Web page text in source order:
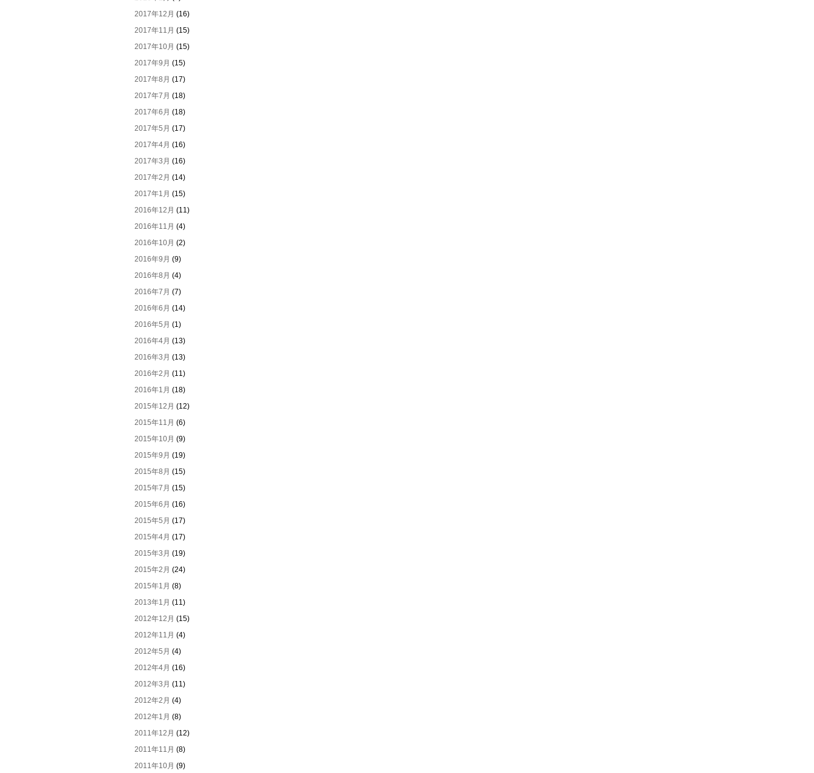
2017年12月 (16)
2017年11月 (15)
2017年10月 (15)
2017年9月 (15)
2017年8月 (17)
2017年7月 (18)
2017年6月 (18)
2017年5月 (17)
2017年4月 (16)
2017年3月 (16)
2017年2月 (14)
2017年1月 (15)
2016年12月 (11)
2016年11月 (4)
2016年10月 (2)
2016年9月 (9)
2016年8月 (4)
2016年7月 (7)
2016年6月 (14)
2016年5月 (1)
2016年4月 (13)
2016年3月 (13)
2016年2月 (11)
2016年1月 (18)
2015年12月 (12)
2015年11月 (6)
2015年10月 (9)
2015年9月 (19)
2015年8月 (15)
2015年7月 (15)
2015年6月 (16)
2015年5月 (17)
2015年4月 (17)
2015年3月 (19)
2015年2月 (24)
2015年1月 (8)
2013年1月 (11)
2012年12月 (15)
2012年11月 (4)
2012年5月 (4)
2012年4月 (16)
2012年3月 (11)
2012年2月 (4)
2012年1月 (8)
2011年12月 (12)
2011年11月 (8)
2011年10月 (9)